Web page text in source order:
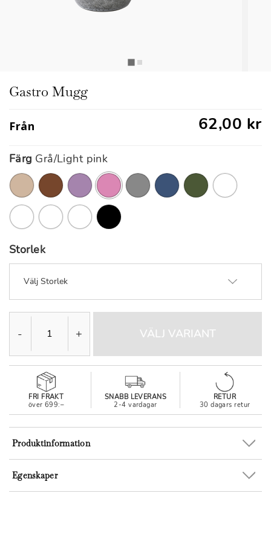
Gastro Mugg
Från 62,00 kr
Färg Grå/Light pink
markerade
Storlek
Välj Storlek
- + VÄLJ VARIANT
FRI FRAKT
över 699:–
SNABB LEVERANS
2-4 vardagar
RETUR
30 dagars retur
Egenskaper
Produktinformation